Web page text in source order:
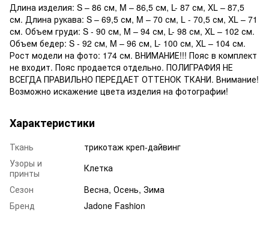
Длина изделия: S – 86 см, M – 86,5 см, L- 87 см, XL – 87,5
см. Длина рукава: S – 69,5 см, M – 70 см, L - 70,5 см, XL – 71
см. Объем груди: S - 90 см, M – 94 см, L- 98 см, XL – 102 см.
Объем бедер: S - 92 см, M – 96 см, L- 100 см, XL – 104 см.
Рост модели на фото: 174 см. ВНИМАНИЕ!!! Пояс в комплект
не входит. Пояс продается отдельно. ПОЛИГРАФИЯ НЕ
ВСЕГДА ПРАВИЛЬНО ПЕРЕДАЕТ ОТТЕНОК ТКАНИ. Внимание!
Возможно искажение цвета изделия на фотографии!
Характеристики
Ткань
трикотаж креп-дайвинг
Узоры и
принты
Клетка
Сезон
Весна, Осень, Зима
Бренд
Jadone Fashion